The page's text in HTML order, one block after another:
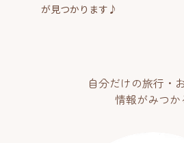
が見つかります♪
自分だけの旅行・
情報がみつか